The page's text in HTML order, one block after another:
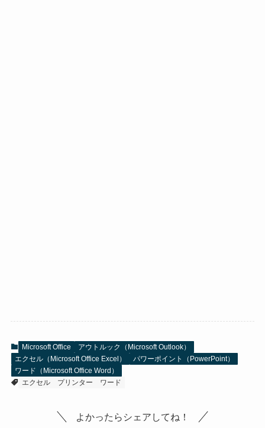
Microsoft Office
アウトルック（Microsoft Outlook）
エクセル（Microsoft Office Excel）
パワーポイント（PowerPoint）
ワード（Microsoft Office Word）
エクセル
プリンター ワード
よかったらシェアしてね！